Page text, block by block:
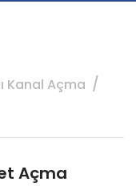
Kanal Açma
Açma